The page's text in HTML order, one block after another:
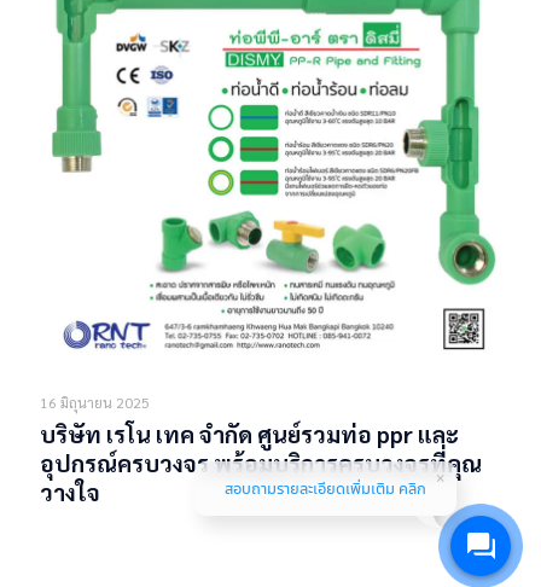
16 มิถุนายน 2025
บริษัท เรโน เทค จำกัด ศูนย์รวมท่อ ppr และ
อุปกรณ์ครบวงจร พร้อมบริการครบวงจรที่คุณ
วางใจ
สอบถามรายละเอียดเพิ่มเติม คลิก